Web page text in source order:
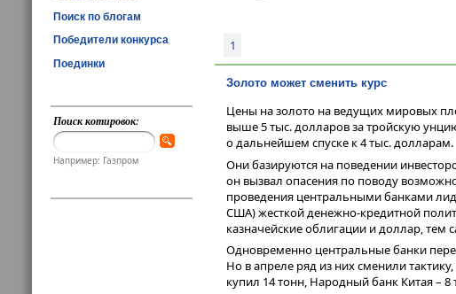
Поиск по блогам
Победители конкурса
Поединки
Поиск котировок:
Например: Газпром
1
Золото может сменить курс
Цены на золото на ведущих мировых
выше 5 тыс. долларов за тройскую
о дальнейшем спуске к 4 тыс. долларам.
Они базируются на поведении
он вызвал опасения по поводу
проведения центральными банками
США) жесткой денежно-кредитной
казначейские облигации и доллар, тем
Одновременно центральные банки
Но в апреле ряд из них сменили
купил 14 тонн, Народный банк Китая – 8